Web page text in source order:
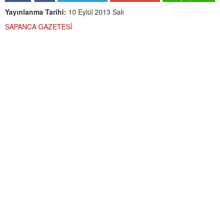
Yayınlanma Tarihi: 10 Eylül 2013 Salı
SAPANCA GAZETESİ